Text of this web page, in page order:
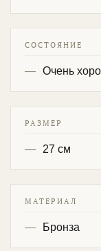
СОСТОЯНИЕ
Очень
РАЗМЕР
27 см
МАТЕРИАЛ
Бронза